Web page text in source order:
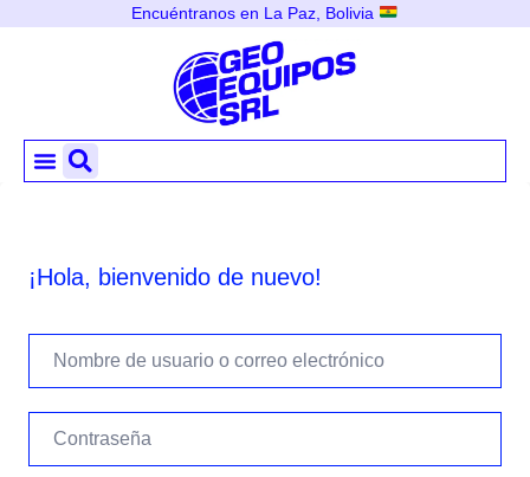
Encuéntranos en La Paz, Bolivia
¡Hola, bienvenido de nuevo!